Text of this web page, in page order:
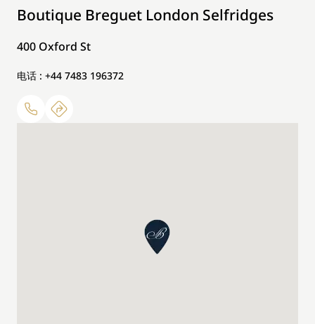
Boutique Breguet London Selfridges
400 Oxford St
电话 : +44 7483 196372